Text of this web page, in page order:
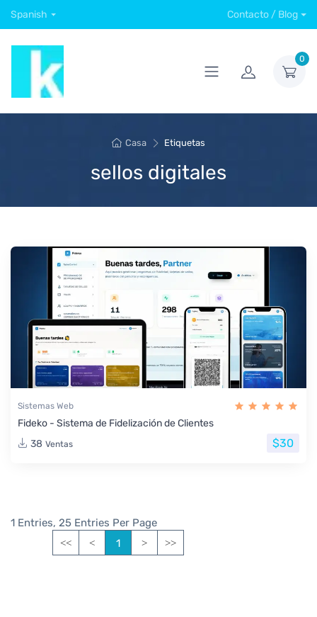
Spanish Contacto / Blog
0
Casa Etiquetas
sellos digitales
Sistemas Web
Fideko - Sistema de Fidelización de Clientes
38 Ventas $30
1 Entries, 25 Entries Per Page
<< < 1 > >>